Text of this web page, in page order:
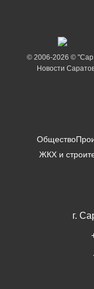
© 2006-2026 ©
Новости
Общество
ЖКХ и
г.